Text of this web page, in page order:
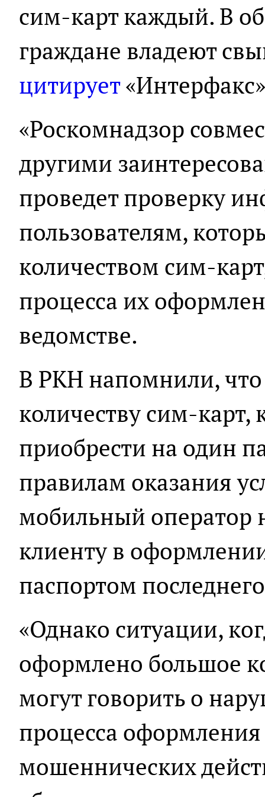
сим-карт каждый. В
граждане владеют
цитирует
«Роскомнадзор
другими
проведет проверку
пользователям,
количеством сим-
процесса их
ведомстве.
В РКН напомнили,
количеству сим-
приобрести на один
правилам оказания
мобильный оператор
клиенту в
паспортом
«Однако ситуации,
оформлено большое
могут говорить о
процесса
мошеннических